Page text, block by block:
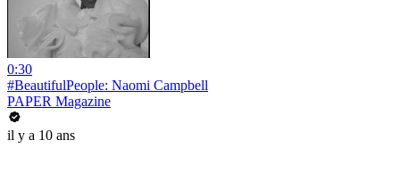
0:30
#BeautifulPeople: Naomi Campbell
PAPER Magazine
il y a 10 ans